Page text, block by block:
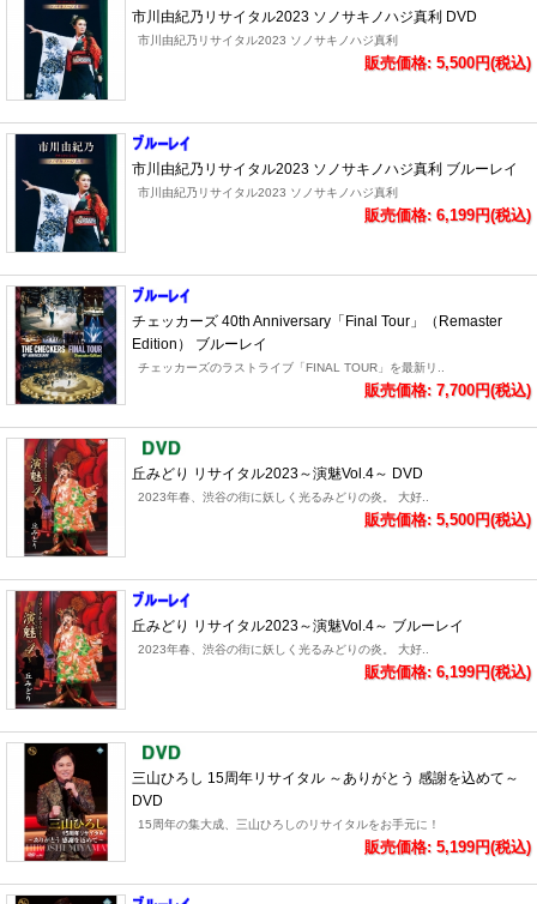
市川由紀乃リサイタル2023 ソノサキノハジ真利 DVD
市川由紀乃リサイタル2023 ソノサキノハジ真利
販売価格: 5,500円(税込)
市川由紀乃リサイタル2023 ソノサキノハジ真利 ブルーレイ
市川由紀乃リサイタル2023 ソノサキノハジ真利
販売価格: 6,199円(税込)
チェッカーズ 40th Anniversary「Final Tour」（Remaster
Edition） ブルーレイ
チェッカーズのラストライブ「FINAL TOUR」を最新リ..
販売価格: 7,700円(税込)
丘みどり リサイタル2023～演魅Vol.4～ DVD
2023年春、渋谷の街に妖しく光るみどりの炎。 大好..
販売価格: 5,500円(税込)
丘みどり リサイタル2023～演魅Vol.4～ ブルーレイ
2023年春、渋谷の街に妖しく光るみどりの炎。 大好..
販売価格: 6,199円(税込)
三山ひろし 15周年リサイタル ～ありがとう 感謝を込めて～
DVD
15周年の集大成、三山ひろしのリサイタルをお手元に！
販売価格: 5,199円(税込)